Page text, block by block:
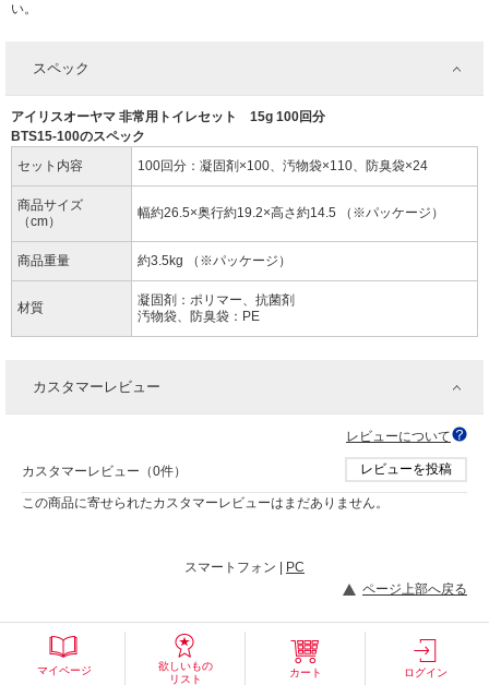
い。
スペック
アイリスオーヤマ 非常用トイレセット 15g 100回分
BTS15-100のスペック
セット内容
100回分：凝固剤×100、汚物袋×110、防臭袋×24
商品サイズ
（cm）
幅約26.5×奥行約19.2×高さ約14.5 （※パッケージ）
商品重量 約3.5kg （※パッケージ）
材質
凝固剤：ポリマー、抗菌剤
汚物袋、防臭袋：PE
カスタマーレビュー
レビューについて
カスタマーレビュー（0件） レビューを投稿
この商品に寄せられたカスタマーレビューはまだありません。
スマートフォン |
PC
ページ上部へ戻る
マイページ
欲しいもの
リスト
カート ログイン